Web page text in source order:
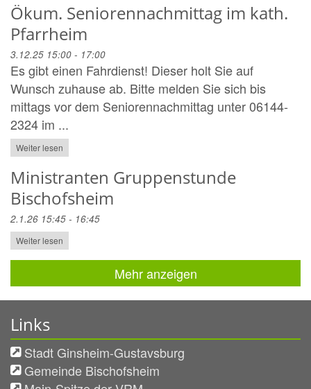
Ökum. Seniorennachmittag im kath.
Pfarrheim
3.12.25 15:00 - 17:00
Es gibt einen Fahrdienst! Dieser holt Sie auf
Wunsch zuhause ab. Bitte melden Sie sich bis
mittags vor dem Seniorennachmittag unter 06144-
2324 im ...
Weiter lesen
Ministranten Gruppenstunde
Bischofsheim
2.1.26 15:45 - 16:45
Weiter lesen
Mehr anzeigen
Links
Stadt Ginsheim-Gustavsburg
Gemeinde Bischofsheim